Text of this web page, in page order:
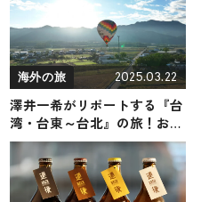
海外の旅 2025.03.22
澤井一希がリポートする『台
湾・台東～台北』の旅！おす
すめ観光スポットやグルメを
紹介 2025年3月22日放送